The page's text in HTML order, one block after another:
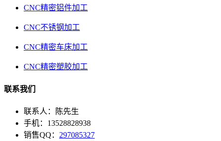
CNC精密铝件加工
CNC不锈钢加工
CNC精密车床加工
CNC精密塑胶加工
联系我们
联系人：陈先生
手机：13528828938
销售QQ： 297085327